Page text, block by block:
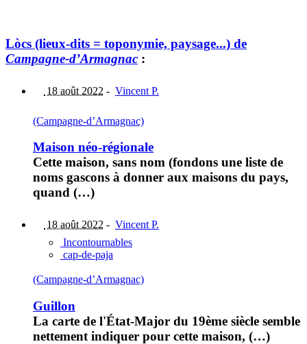
Lòcs (lieux-dits = toponymie, paysage...) de
Campagne-d’Armagnac :
18 août 2022 - Vincent P.
(Campagne-d’Armagnac)
Maison néo-régionale
Cette maison, sans nom (fondons une liste de
noms gascons à donner aux maisons du pays,
quand (…)
18 août 2022 - Vincent P.
Incontournables
cap-de-paja
(Campagne-d’Armagnac)
Guillon
La carte de l'État-Major du 19ème siècle semble
nettement indiquer pour cette maison, (…)